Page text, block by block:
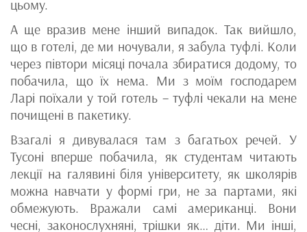
цьому.
А ще вразив мене інший випадок. Так вийшло,
що в готелі, де ми ночували, я забула туфлі. Коли
через півтори місяці почала збиратися додому, то
побачила, що їх нема. Ми з моїм господарем
Ларі поїхали у той готель – туфлі чекали на мене
почищені в пакетику.
Взагалі я дивувалася там з багатьох речей. У
Тусоні вперше побачила, як студентам читають
лекції на галявині біля університету, як школярів
можна навчати у формі гри, не за партами, які
обмежують. Вражали самі американці. Вони
чесні, законослухняні, трішки як… діти. Ми інші,